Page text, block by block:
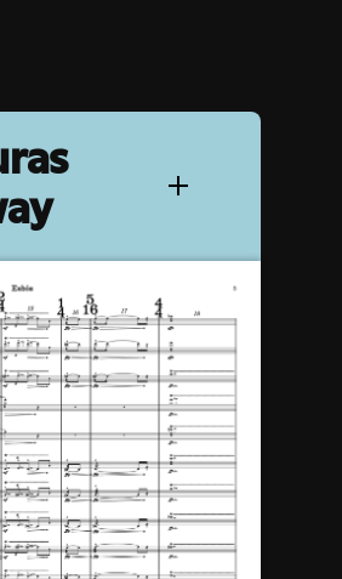
solo las
activos en cada
una visualización
la sobrecarga
la comprensión